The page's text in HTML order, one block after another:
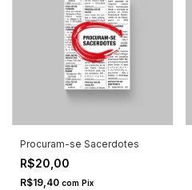
Procuram-se Sacerdotes
R$20,00
R$19,40 com Pix